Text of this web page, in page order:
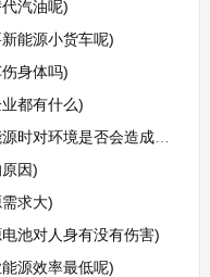
汽油呢)
能源小货车呢)
身体吗)
都有什么)
对环境是否会造成破坏)
因)
求大)
池对人身有没有伤害)
源效率最低呢)